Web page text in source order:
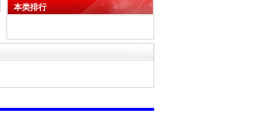
本类排行